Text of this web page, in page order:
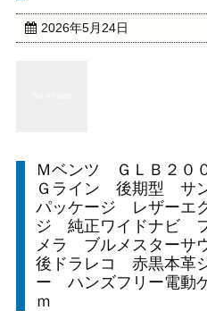
2026年5月24日
Ｍベンツ ＧＬＢ２
Ｇライン 後期型 サ
パッケージ レザーエ
ジ 純正ワイドナビ
メラ ブルメスター
後ドラレコ 赤黒本革
ー ハンズフリー電動
ｍ